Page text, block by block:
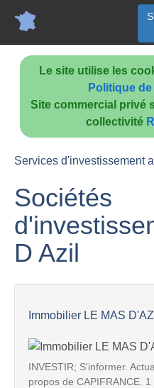
Le site utilise les
Politique
Site commercial privé
collectivité
Services d'investissement
Sociétés
D Azil
Immobilier LE MAS
INVESTIR; S'informer.
propos de CAPIFRANCE.